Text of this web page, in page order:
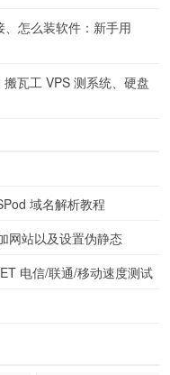
怎么装软件：新手用
瓦工 VPS 测系统、硬盘
域名解析教程
网站以及设置伪静态
电信/联通/移动速度测试